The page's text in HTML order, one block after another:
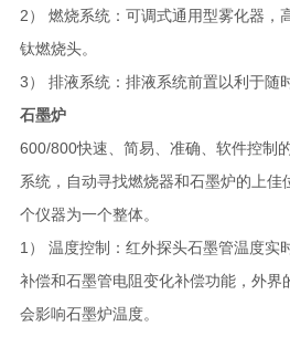
2） 燃烧系统：可调式通用型雾化器，
钛燃烧头。
3） 排液系统：排液系统前置以利于随
石墨炉
600/800快速、简易、准确、软件控制
系统，自动寻找燃烧器和石墨炉的上佳
个仪器为一个整体。
1） 温度控制：红外探头石墨管温度实
补偿和石墨管电阻变化补偿功能，外界
会影响石墨炉温度。